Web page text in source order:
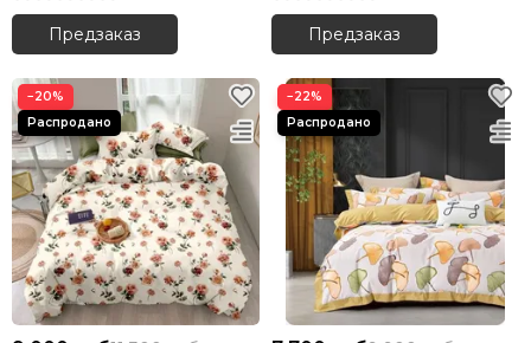
Предзаказ Предзаказ
−20% −22%